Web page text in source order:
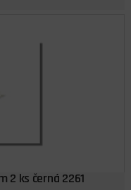
2 ks černá 2261